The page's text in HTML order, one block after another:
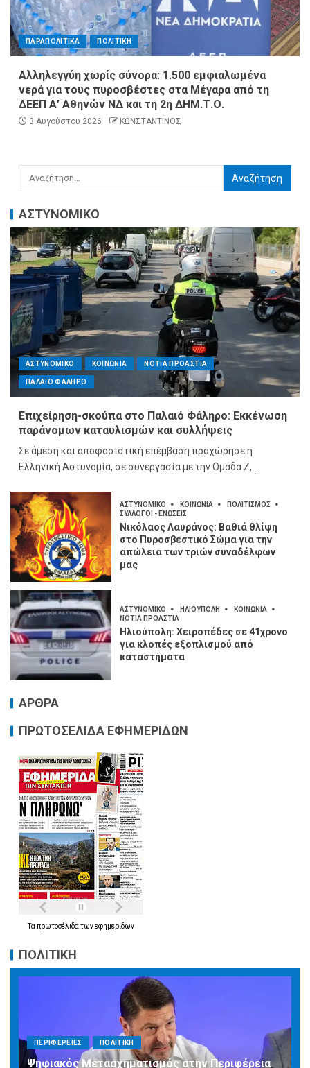
ΠΑΡΑΠΟΛΙΤΙΚΑ ΠΟΛΙΤΙΚΗ
Αλληλεγγύη χωρίς σύνορα: 1.500 εμφιαλωμένα
νερά για τους πυροσβέστες στα Μέγαρα από τη
ΔΕΕΠ Α’ Αθηνών ΝΔ και τη 2η ΔΗΜ.Τ.Ο.
3 Αυγούστου 2026 ΚΩΝΣΤΑΝΤΙΝΟΣ
ΑΣΤΥΝΟΜΙΚΟ
ΑΣΤΥΝΟΜΙΚΟ ΚΟΙΝΩΝΙΑ ΝΟΤΙΑ ΠΡΟΑΣΤΙΑ
ΠΑΛΑΙΟ ΦΑΛΗΡΟ
Επιχείρηση-σκούπα στο Παλαιό Φάληρο: Εκκένωση
παράνομων καταυλισμών και συλλήψεις
Σε άμεση και αποφασιστική επέμβαση προχώρησε η
Ελληνική Αστυνομία, σε συνεργασία με την Ομάδα Ζ,...
ΑΣΤΥΝΟΜΙΚΟ ΚΟΙΝΩΝΙΑ
ΠΟΛΙΤΙΣΜΟΣ
ΣΥΛΛΟΓΟΙ - ΕΝΩΣΕΙΣ
Νικόλαος Λαυράνος: Βαθιά θλίψη
στο Πυροσβεστικό Σώμα για την
απώλεια των τριών συναδέλφων
μας
ΑΣΤΥΝΟΜΙΚΟ ΗΛΙΟΥΠΟΛΗ
ΚΟΙΝΩΝΙΑ
ΝΟΤΙΑ ΠΡΟΑΣΤΙΑ
Ηλιούπολη: Χειροπέδες σε 41χρονο
για κλοπές εξοπλισμού από
καταστήματα
ΑΡΘΡΑ
ΠΡΩΤΟΣΕΛΙΔΑ ΕΦΗΜΕΡΙΔΩΝ
Τα πρωτοσέλιδα τωνεφημερίδων
ΠΟΛΙΤΙΚΗ
ΠΕΡΙΦΕΡΕΙΕΣ ΠΟΛΙΤΙΚΗ
Ψηφιακός Μετασχηματισμός στην Περιφέρεια